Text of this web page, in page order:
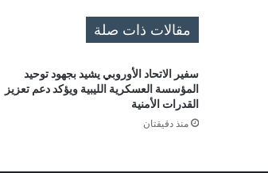
مقالات ذات صلة
سفير الاتحاد الأوروبي يشيد بجهود توحيد
المؤسسة العسكرية الليبية ويؤكد دعم تعزيز
القدرات الأمنية
منذ دقيقتان